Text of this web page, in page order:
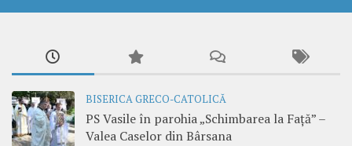
BISERICA GRECO-CATOLICĂ
PS Vasile în parohia „Schimbarea la Față” –
Valea Caselor din Bârsana